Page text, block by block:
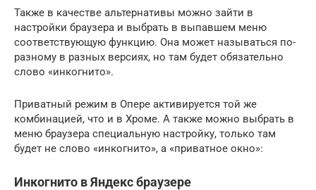
Также в качестве альтернативы можно зайти в
настройки браузера и выбрать в выпавшем меню
соответствующую функцию. Она может называться по-
разному в разных версиях, но там будет обязательно
слово «инкогнито».
Приватный режим в Опере активируется той же
комбинацией, что и в Хроме. А также можно выбрать в
меню браузера специальную настройку, только там
будет не слово «инкогнито», а «приватное окно»:
Инкогнито в Яндекс браузере